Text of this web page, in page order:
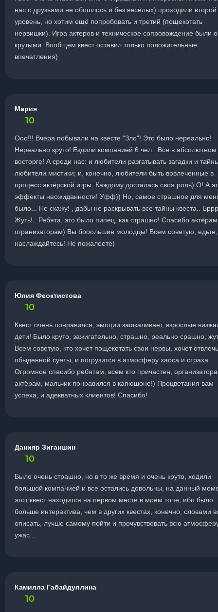
нас с друзьями не обошлось и без весёлых) проходили второй
уровень, но хотим ещё попробовать и третий (пощекотать
нервишки). Игра актеров и техническое сопровождение были
крутыми. Вообщем квест оставил только положительные
впечатления)
Мария
10
Ооо!!! Вчера побывали на квесте "Зло"! Это было нереально!
Нереально круто! Ездили компанией 6 чел.. Все в абсолютном
восторге! А среди нас: и любители разгатывать загадки и
любители мистики; и, конечно, любители быть вовлеченные в
процесс актёрской игры. Каждому досталась своя роль) О! А
эффекты неожиданности! Уфф)) Но, самое страшное для
было... Не скажу! , дабы не раскрывать все тайны квеста..
Жуть!.. Ребята, это было пипец, как страшно! Спасибо
огранизаторам) Вы бооольшие молодцы! Всем советую, едьте,
наслаждайтесь! Не пожалеете)
Юлия Феоктистова
10
Квест очень понравился, эмоции зашкаливает, взрослые
дети! Было круто, зажигательно, страшно, реально срашно,
Всем советую, кто хочет пощекотать свои нервы, хочет
обыденной суеты, и погрузится в атмосферу хаоса и страха.
Огромное спасибо ребятам, всем кто причастен,
актёрам, мальчик понравился в капюшоне!) Процветания вам
успеха, и адекватных клиентов! Спасибо!
Данияр Зиганшин
10
Было очень страшно, но в то же время и очень круто, ходили
большой компанией и все остались довольны, на данный
этот квест находится на первом месте в моём топе, ибо было
больше интерактива, чем в других квестах, конечно, словами
описать, лучше самому пойти и прочувствовать всю
ужас...
Камилла Габайдуллина
10